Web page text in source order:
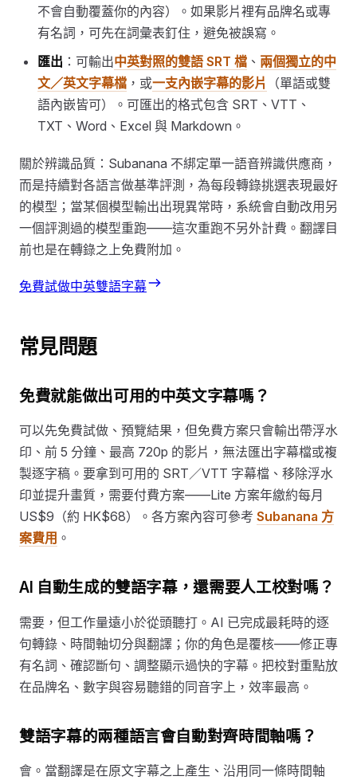
不會自動覆蓋你的內容）。如果影片裡有品牌名或專
有名詞，可先在詞彙表釘住，避免被誤寫。
匯出 ：可輸出中英對照的雙語 SRT 檔 、 兩個獨立的中
文／英文字幕檔 ，或一支內嵌字幕的影片
（單語或雙
語內嵌皆可）。可匯出的格式包含 SRT、VTT、
TXT、Word、Excel 與 Markdown。
關於辨識品質：Subanana 不綁定單一語音辨識供應商，
而是持續對各語言做基準評測，為每段轉錄挑選表現最好
的模型；當某個模型輸出出現異常時，系統會自動改用另
一個評測過的模型重跑——這次重跑不另外計費。翻譯目
前也是在轉錄之上免費附加。
免費試做中英雙語字幕
常見問題
免費就能做出可用的中英文字幕嗎？
可以先免費試做、預覽結果，但免費方案只會輸出帶浮水
印、前 5 分鐘、最高 720p 的影片，無法匯出字幕檔或複
製逐字稿。要拿到可用的 SRT／VTT 字幕檔、移除浮水
印並提升畫質，需要付費方案——Lite 方案年繳約每月
US$9（約 HK$68）。各方案內容可參考 Subanana 方
案費用 。
AI 自動生成的雙語字幕，還需要人工校對嗎？
需要，但工作量遠小於從頭聽打。AI 已完成最耗時的逐
句轉錄、時間軸切分與翻譯；你的角色是覆核——修正專
有名詞、確認斷句、調整顯示過快的字幕。把校對重點放
在品牌名、數字與容易聽錯的同音字上，效率最高。
雙語字幕的兩種語言會自動對齊時間軸嗎？
會。當翻譯是在原文字幕之上產生、沿用同一條時間軸